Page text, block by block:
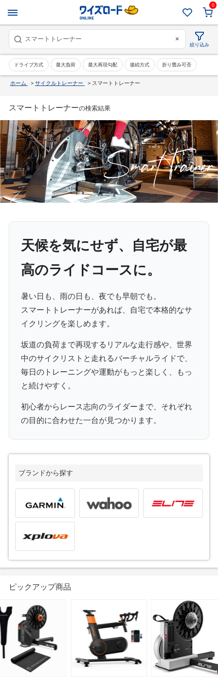
0
×
絞り込み
ドライブ方式 最大負荷 最大再現勾配 接続方式 折り畳み可否
ホーム > サイクルトレーナー > スマートトレーナー
スマートトレーナーの検索結果
天候を気にせず、自宅が最
高のライドコースに。
暑い日も、雨の日も、夜でも早朝でも。
スマートトレーナーがあれば、自宅で本格的なサ
イクリングを楽しめます。
坂道の負荷まで再現するリアルな走行感や、世界
中のサイクリストと走れるバーチャルライドで、
毎日のトレーニングや運動がもっと楽しく、もっ
と続けやすく。
初心者からレース志向のライダーまで、それぞれ
の目的に合わせた一台が見つかります。
ブランドから探す
ピックアップ商品